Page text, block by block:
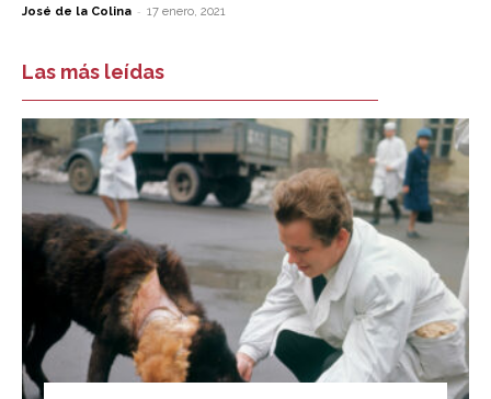
José de la Colina - 17 enero, 2021
Las más leídas